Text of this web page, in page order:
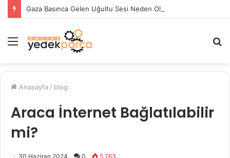
Gaza Basınca Gelen Uğultu Sesi Neden Olur?
Menü
...
Anasayfa / blog
Araca İnternet Bağlatılabilir
mi?
30 Haziran 2024 0 5.763